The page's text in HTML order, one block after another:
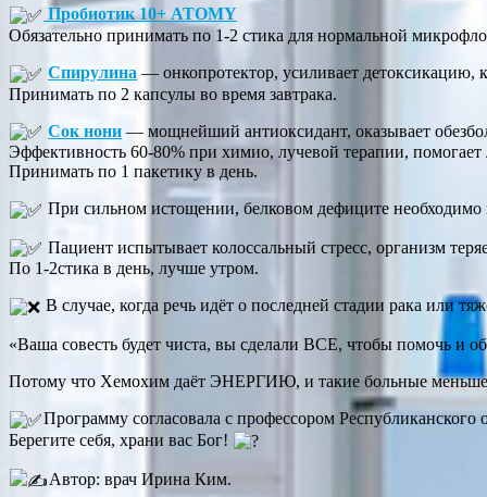
Пробиотик 10+ ATOMY
Обязательно принимать по 1-2 стика для нормальной
Спирулина — онкопротектор, усиливает детоксикацию,
Принимать по 2 капсулы во время завтрака.
Сок нони — мощнейший антиоксидант, оказывает
Эффективность 60-80% при химио, лучевой терапии, помогает
Принимать по 1 пакетику в день.
При сильном истощении, белковом дефиците
Пациент испытывает колоссальный стресс, организм
По 1-2стика в день, лучше утром.
В случае, когда речь идёт о последней стадии рака или
«Ваша совесть будет чиста, вы сделали ВСЕ, чтобы помочь и
Потому что Хемохим даёт ЭНЕРГИЮ, и такие больные меньше
Программу согласовала с профессором Республиканского
Берегите себя, храни вас Бог!
Автор: врач Ирина Ким.